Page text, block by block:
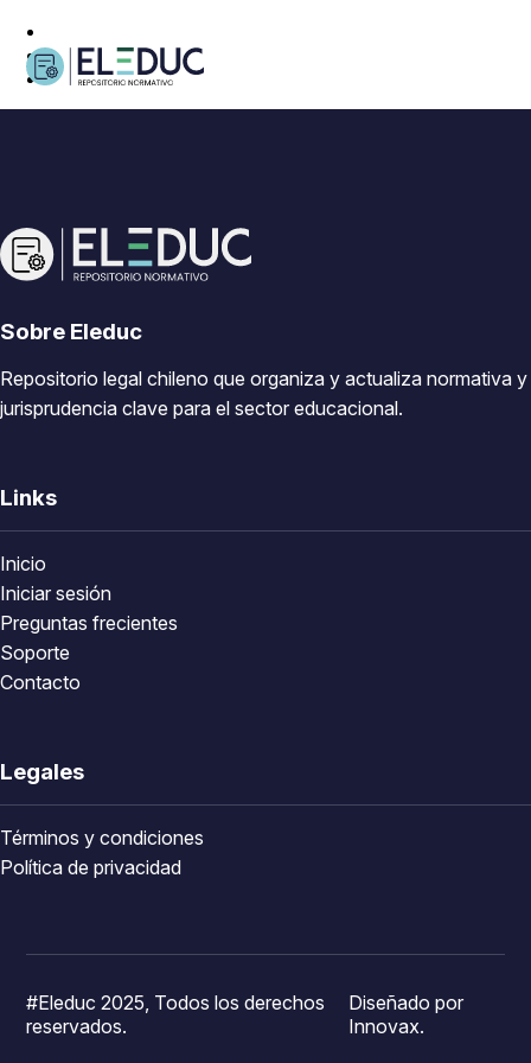
Sobre Eleduc
Repositorio legal chileno que organiza y actualiza normativa y
jurisprudencia clave para el sector educacional.
Links
Inicio
Iniciar sesión
Preguntas frecientes
Soporte
Contacto
Legales
Términos y condiciones
Política de privacidad
#Eleduc 2025, Todos los derechos
reservados.
Diseñado por
Innovax.